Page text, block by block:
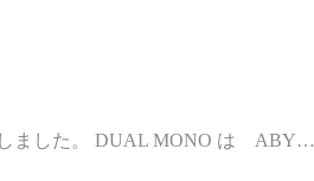
ました。 DUAL MONO は ABY…